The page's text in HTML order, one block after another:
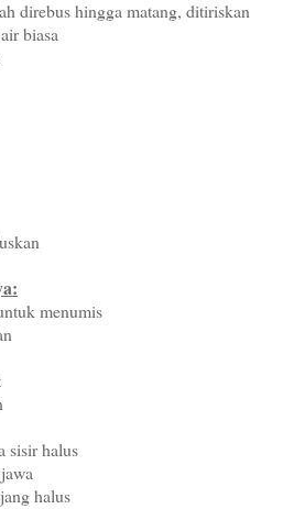
direbus hingga matang, ditiriskan
biasa
menumis
sisir halus
halus